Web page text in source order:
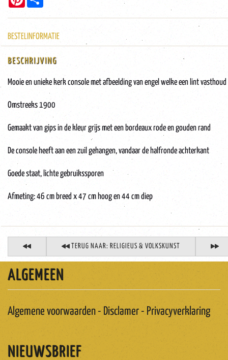
BESTELINFORMATIE
BESCHRIJVING
Mooie en unieke kerk console met afbeelding van engel welke een lint vasthoud
Omstreeks 1900
Gemaakt van gips in de kleur grijs met een bordeaux rode en gouden rand
De console heeft aan een zuil gehangen, vandaar de halfronde achterkant
Goede staat, lichte gebruikssporen
Afmeting: 46 cm breed x 47 cm hoog en 44 cm diep
TERUG NAAR: RELIGIEUS & VOLKSKUNST
ALGEMEEN
Algemene voorwaarden - Disclamer - Privacyverklaring
NIEUWSBRIEF